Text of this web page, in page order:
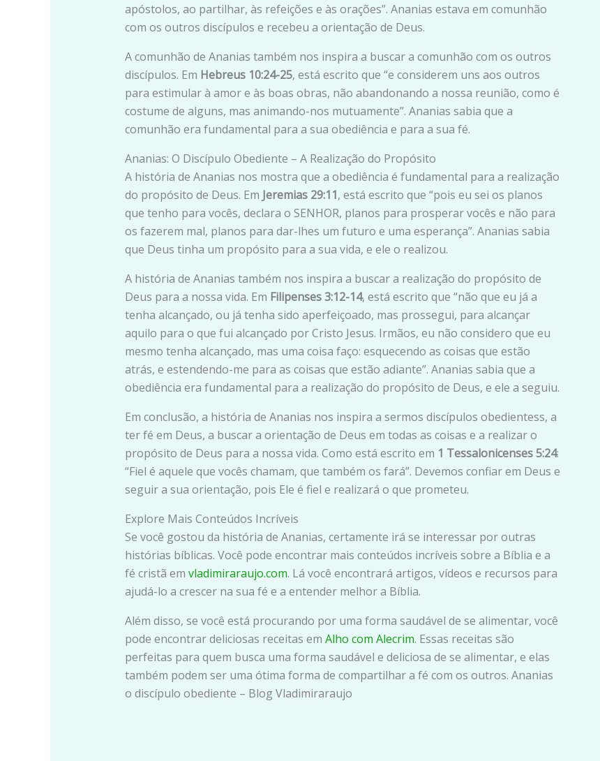
apóstolos, ao partilhar, às refeições e às orações”. Ananias estava em comunhão
com os outros discípulos e recebeu a orientação de Deus.
A comunhão de Ananias também nos inspira a buscar a comunhão com os outros
discípulos. Em Hebreus 10:24-25, está escrito que “e considerem uns aos outros
para estimular à amor e às boas obras, não abandonando a nossa reunião, como é
costume de alguns, mas animando-nos mutuamente”. Ananias sabia que a
comunhão era fundamental para a sua obediência e para a sua fé.
Ananias: O Discípulo Obediente – A Realização do Propósito
A história de Ananias nos mostra que a obediência é fundamental para a realização
do propósito de Deus. Em Jeremias 29:11, está escrito que “pois eu sei os planos
que tenho para vocês, declara o SENHOR, planos para prosperar vocês e não para
os fazerem mal, planos para dar-lhes um futuro e uma esperança”. Ananias sabia
que Deus tinha um propósito para a sua vida, e ele o realizou.
A história de Ananias também nos inspira a buscar a realização do propósito de
Deus para a nossa vida. Em Filipenses 3:12-14, está escrito que “não que eu já a
tenha alcançado, ou já tenha sido aperfeiçoado, mas prossegui, para alcançar
aquilo para o que fui alcançado por Cristo Jesus. Irmãos, eu não considero que eu
mesmo tenha alcançado, mas uma coisa faço: esquecendo as coisas que estão
atrás, e estendendo-me para as coisas que estão adiante”. Ananias sabia que a
obediência era fundamental para a realização do propósito de Deus, e ele a seguiu.
Em conclusão, a história de Ananias nos inspira a sermos discípulos obedientess, a
ter fé em Deus, a buscar a orientação de Deus em todas as coisas e a realizar o
propósito de Deus para a nossa vida. Como está escrito em 1 Tessalonicenses 5:24:
“Fiel é aquele que vocês chamam, que também os fará”. Devemos confiar em Deus e
seguir a sua orientação, pois Ele é fiel e realizará o que prometeu.
Explore Mais Conteúdos Incríveis
Se você gostou da história de Ananias, certamente irá se interessar por outras
histórias bíblicas. Você pode encontrar mais conteúdos incríveis sobre a Bíblia e a
fé cristã em vladimiraraujo.com. Lá você encontrará artigos, vídeos e recursos para
ajudá-lo a crescer na sua fé e a entender melhor a Bíblia.
Além disso, se você está procurando por uma forma saudável de se alimentar, você
pode encontrar deliciosas receitas em Alho com Alecrim. Essas receitas são
perfeitas para quem busca uma forma saudável e deliciosa de se alimentar, e elas
também podem ser uma ótima forma de compartilhar a fé com os outros. Ananias
o discípulo obediente – Blog Vladimiraraujo